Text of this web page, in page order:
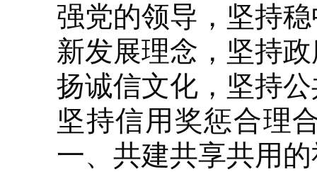
强党的领导，坚持
新发展理念，坚持
扬诚信文化，坚持
坚持信用奖惩合理
一、共建共享共用